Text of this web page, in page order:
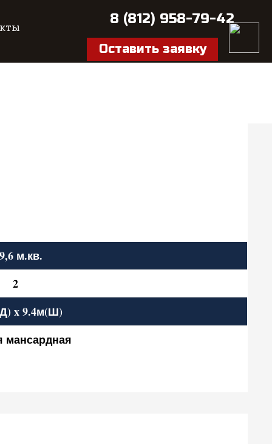
8 (812) 958-79-42
Оставить заявку
м.кв.
2
x 9.4м(Ш)
мансардная